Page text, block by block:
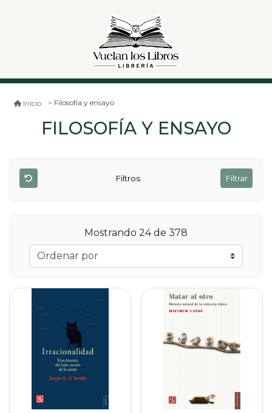
Inicio Filosofía y ensayo
FILOSOFÍA Y ENSAYO
Filtros Filtrar
Mostrando 24 de 378